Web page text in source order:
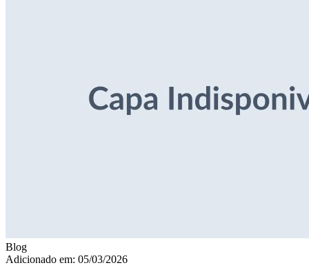
Blog
Adicionado em: 05/03/2026